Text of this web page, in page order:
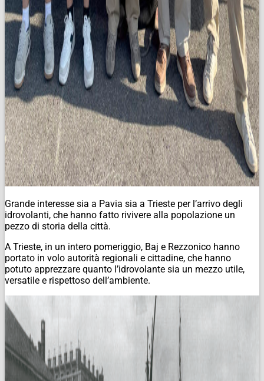
Grande interesse sia a Pavia sia a Trieste per l’arrivo degli
idrovolanti, che hanno fatto rivivere alla popolazione un
pezzo di storia della città.
A Trieste, in un intero pomeriggio, Baj e Rezzonico hanno
portato in volo autorità regionali e cittadine, che hanno
potuto apprezzare quanto l’idrovolante sia un mezzo utile,
versatile e rispettoso dell’ambiente.